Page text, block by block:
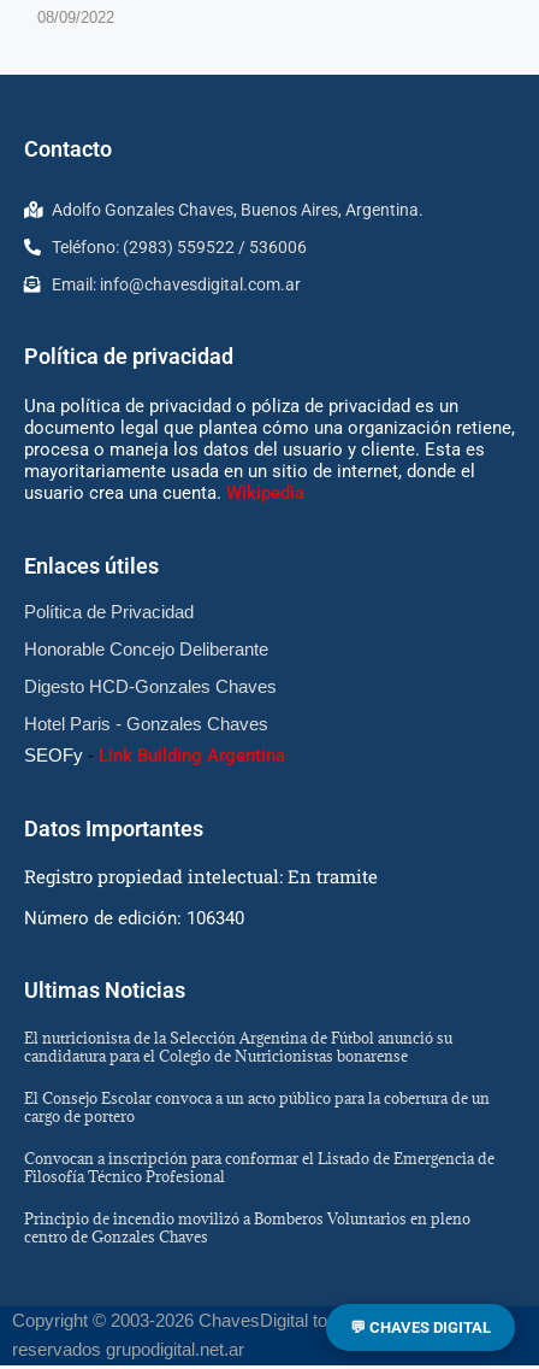
08/09/2022
Contacto
Adolfo Gonzales Chaves, Buenos Aires, Argentina.
Teléfono: (2983) 559522 / 536006
Email: info@chavesdigital.com.ar
Política de privacidad
Una política de privacidad o póliza de privacidad es un
documento legal que plantea cómo una organización retiene,
procesa o maneja los datos del usuario y cliente. Esta es
mayoritariamente usada en un sitio de internet, donde el
usuario crea una cuenta. Wikipedia
Enlaces útiles
Política de Privacidad
Honorable Concejo Deliberante
Digesto HCD-Gonzales Chaves
Hotel Paris - Gonzales Chaves
SEOFy - Link Building Argentina
Datos Importantes
Registro propiedad intelectual: En tramite
Número de edición: 106340
Ultimas Noticias
El nutricionista de la Selección Argentina de Fútbol anunció su
candidatura para el Colegio de Nutricionistas bonarense
El Consejo Escolar convoca a un acto público para la cobertura de un
cargo de portero
Convocan a inscripción para conformar el Listado de Emergencia de
Filosofía Técnico Profesional
Principio de incendio movilizó a Bomberos Voluntarios en pleno
centro de Gonzales Chaves
Copyright © 2003-2026 ChavesDigital todos los derechos
reservados grupodigital.net.ar
💬 CHAVES DIGITAL